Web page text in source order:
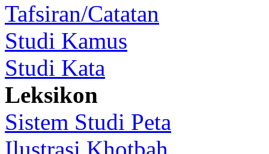
Tafsiran/Catatan
Studi Kamus
Studi Kata
Leksikon
Sistem Studi Peta